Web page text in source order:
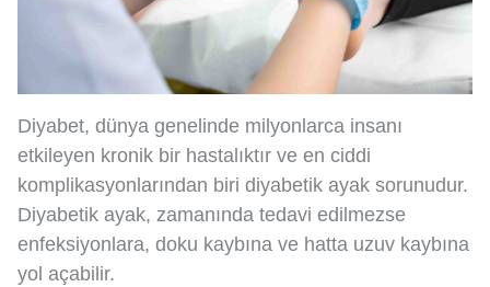
Diyabet, dünya genelinde milyonlarca insanı
etkileyen kronik bir hastalıktır ve en ciddi
komplikasyonlarından biri diyabetik ayak sorunudur.
Diyabetik ayak, zamanında tedavi edilmezse
enfeksiyonlara, doku kaybına ve hatta uzuv kaybına
yol açabilir.